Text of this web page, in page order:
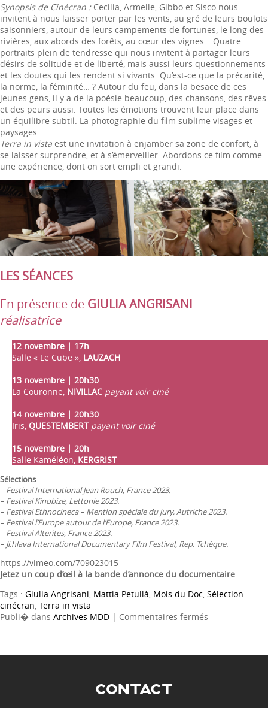
Synopsis de Cinécran : Cecilia, Armelle, Gibbo et Sisco nous
invitent à nous laisser porter par les vents, au gré de leurs boulots
saisonniers, autour de leurs campements de fortunes, le long des
rivières, aux abords des forêts, au cœur des vignes… Quatre
portraits plein de tendresse qui nous invitent à partager leurs
désirs de solitude et de liberté, mais aussi leurs questionnements
et les doutes qui les rendent si vivants. Qu’est-ce que la précarité,
la norme, la féminité… ? Autour du feu, dans la besace de ces
jeunes gens, il y a de la poésie beaucoup, des chansons, des rêves
et des peurs aussi. Toutes les émotions trouvent leur place dans
un équilibre subtil. La photographie du film sublime visages et
paysages.
Terra in vista est une invitation à enjamber sa zone de confort, à
se laisser surprendre, et à s’émerveiller. Abordons ce film comme
une expérience, dont on sort empli et grandi.
LES SÉANCES
En présence de GIULIA ANGRISANI
réalisatrice
12 novembre | 17h
Salle « Le Cube », LAUZACH
13 novembre | 20h30
La Couronne, NIVILLAC payant voir ciné
14 novembre | 20h30
Iris, QUESTEMBERT payant voir ciné
15 novembre | 20h
Salle Kaméléon, KERGRIST
Sélections
– Festival International Jean Rouch, France 2023.
– Festival Kinobize, Lettonie 2023.
– Festival Ethnocineca – Mention spéciale du jury, Autriche 2023.
– Festival l’Europe autour de l’Europe, France 2023.
– Festival Alterites, France 2023.
– Ji.hlava International Documentary Film Festival, Rep. Tchèque.
https://vimeo.com/709023015
Jetez un coup d’œil à la bande d’annonce du documentaire
Tags : Giulia Angrisani Mattia Petullà Mois du Doc Sélection
cinécran Terra in vista
Publi� dans Archives MDD | Commentaires fermés
CONTACT